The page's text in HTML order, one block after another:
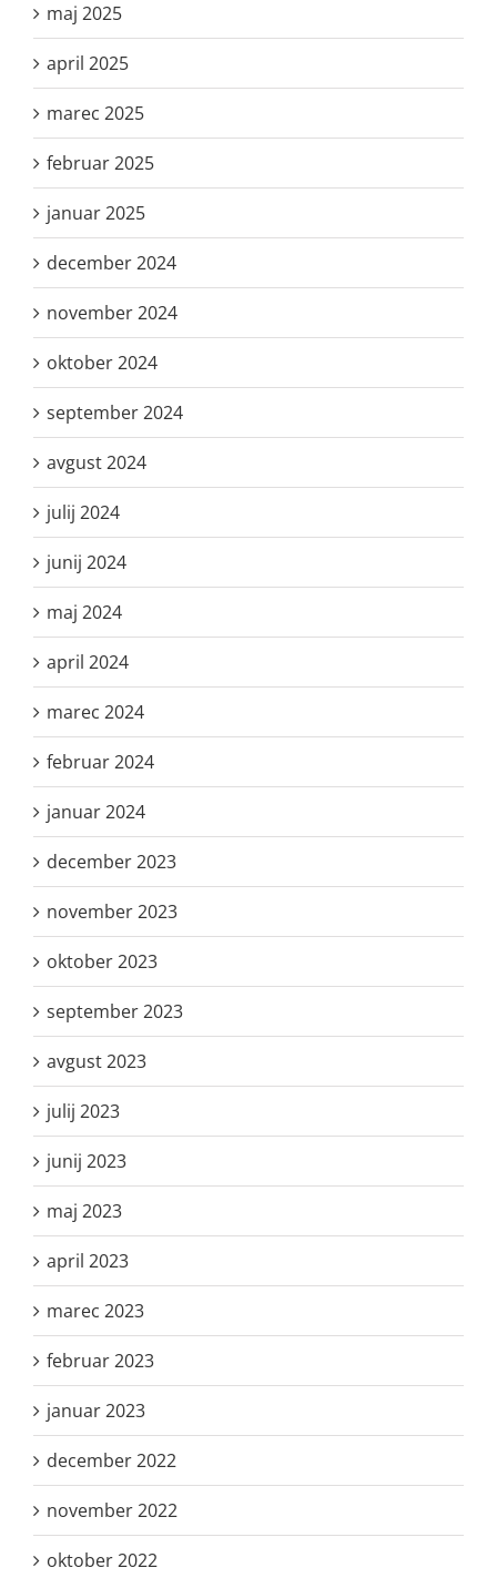
maj 2025
april 2025
marec 2025
februar 2025
januar 2025
december 2024
november 2024
oktober 2024
september 2024
avgust 2024
julij 2024
junij 2024
maj 2024
april 2024
marec 2024
februar 2024
januar 2024
december 2023
november 2023
oktober 2023
september 2023
avgust 2023
julij 2023
junij 2023
maj 2023
april 2023
marec 2023
februar 2023
januar 2023
december 2022
november 2022
oktober 2022